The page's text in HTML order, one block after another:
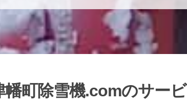
幡町除雪機.comのサー